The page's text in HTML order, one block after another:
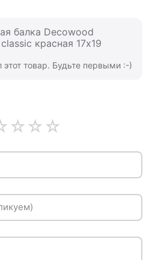
балка Decowood
красная 17х19
этот товар. Будьте первыми :-)
☆
☆
☆